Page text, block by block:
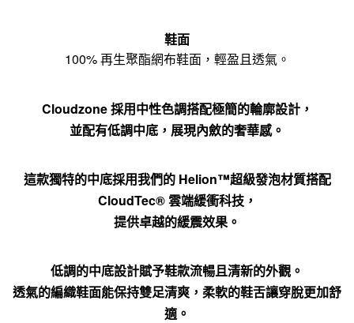
鞋面
100% 再生聚酯網布鞋面，輕盈且透氣。
Cloudzone 採用中性色調搭配極簡的輪廓設計，
並配有低調中底，展現內斂的奢華感。
這款獨特的中底採用我們的 Helion™超級發泡材質搭配
CloudTec® 雲端緩衝科技，
提供卓越的緩震效果。
低調的中底設計賦予鞋款流暢且清新的外觀。
透氣的編織鞋面能保持雙足清爽，柔軟的鞋舌讓穿脫更加舒
適。